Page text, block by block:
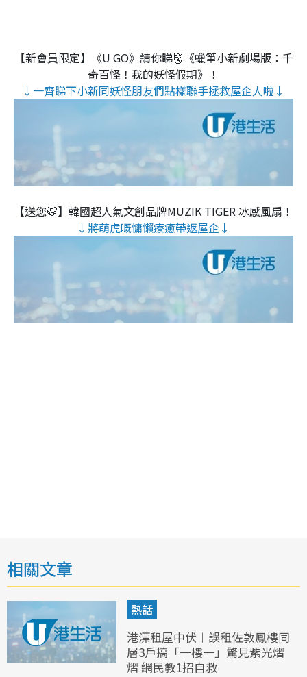
【新會員限定】《U GO》請你睇👹《蠟筆小新劇場版：千
奇百怪！我的妖怪假期》！
↓一齊睇下小新同妖怪朋友們點樣聯手拯救屋企人啦↓
【送您🐯】韓國超人氣文創品牌MUZIK TIGER 冰感風扇！
↓將萌虎嘅慵懶療癒帶返屋企↓
相關文章
熱話
港漂租屋中伏︱誤租佐敦鳳樓同
層3戶搞「一樓一」驚見紫光熠
熠 網民教1招自救